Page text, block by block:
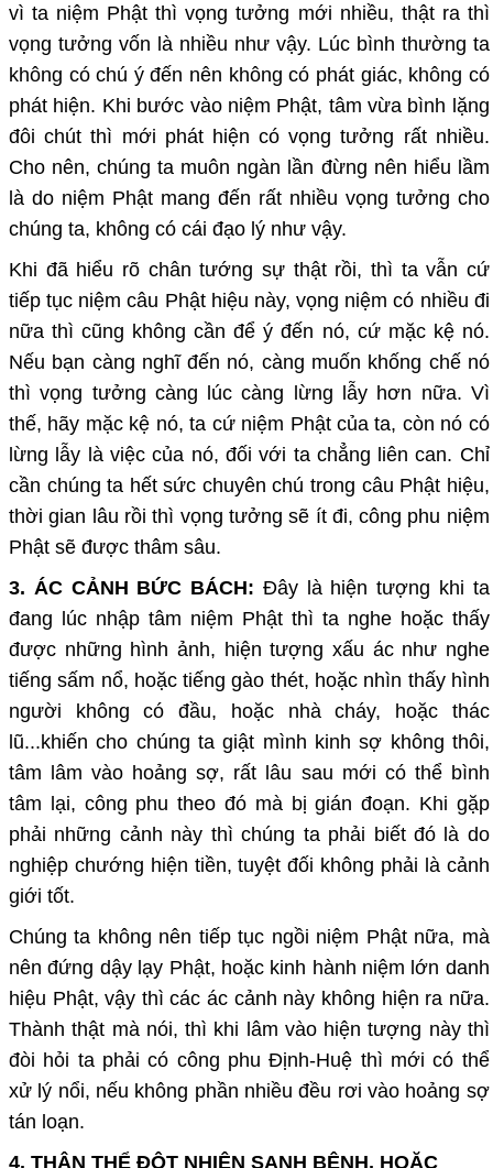
vì ta niệm Phật thì vọng tưởng mới nhiều, thật ra thì
vọng tưởng vốn là nhiều như vậy. Lúc bình thường ta
không có chú ý đến nên không có phát giác, không có
phát hiện. Khi bước vào niệm Phật, tâm vừa bình lặng
đôi chút thì mới phát hiện có vọng tưởng rất nhiều.
Cho nên, chúng ta muôn ngàn lần đừng nên hiểu lầm
là do niệm Phật mang đến rất nhiều vọng tưởng cho
chúng ta, không có cái đạo lý như vậy.
Khi đã hiểu rõ chân tướng sự thật rồi, thì ta vẫn cứ
tiếp tục niệm câu Phật hiệu này, vọng niệm có nhiều đi
nữa thì cũng không cần để ý đến nó, cứ mặc kệ nó.
Nếu bạn càng nghĩ đến nó, càng muốn khống chế nó
thì vọng tưởng càng lúc càng lừng lẫy hơn nữa. Vì
thế, hãy mặc kệ nó, ta cứ niệm Phật của ta, còn nó có
lừng lẫy là việc của nó, đối với ta chẳng liên can. Chỉ
cần chúng ta hết sức chuyên chú trong câu Phật hiệu,
thời gian lâu rồi thì vọng tưởng sẽ ít đi, công phu niệm
Phật sẽ được thâm sâu.
3. ÁC CẢNH BỨC BÁCH: Đây là hiện tượng khi ta
đang lúc nhập tâm niệm Phật thì ta nghe hoặc thấy
được những hình ảnh, hiện tượng xấu ác như nghe
tiếng sấm nổ, hoặc tiếng gào thét, hoặc nhìn thấy hình
người không có đầu, hoặc nhà cháy, hoặc thác
lũ...khiến cho chúng ta giật mình kinh sợ không thôi,
tâm lâm vào hoảng sợ, rất lâu sau mới có thể bình
tâm lại, công phu theo đó mà bị gián đoạn. Khi gặp
phải những cảnh này thì chúng ta phải biết đó là do
nghiệp chướng hiện tiền, tuyệt đối không phải là cảnh
giới tốt.
Chúng ta không nên tiếp tục ngồi niệm Phật nữa, mà
nên đứng dậy lạy Phật, hoặc kinh hành niệm lớn danh
hiệu Phật, vậy thì các ác cảnh này không hiện ra nữa.
Thành thật mà nói, thì khi lâm vào hiện tượng này thì
đòi hỏi ta phải có công phu Định-Huệ thì mới có thể
xử lý nổi, nếu không phần nhiều đều rơi vào hoảng sợ
tán loạn.
4. THÂN THỂ ĐỘT NHIÊN SANH BỆNH, HOẶC